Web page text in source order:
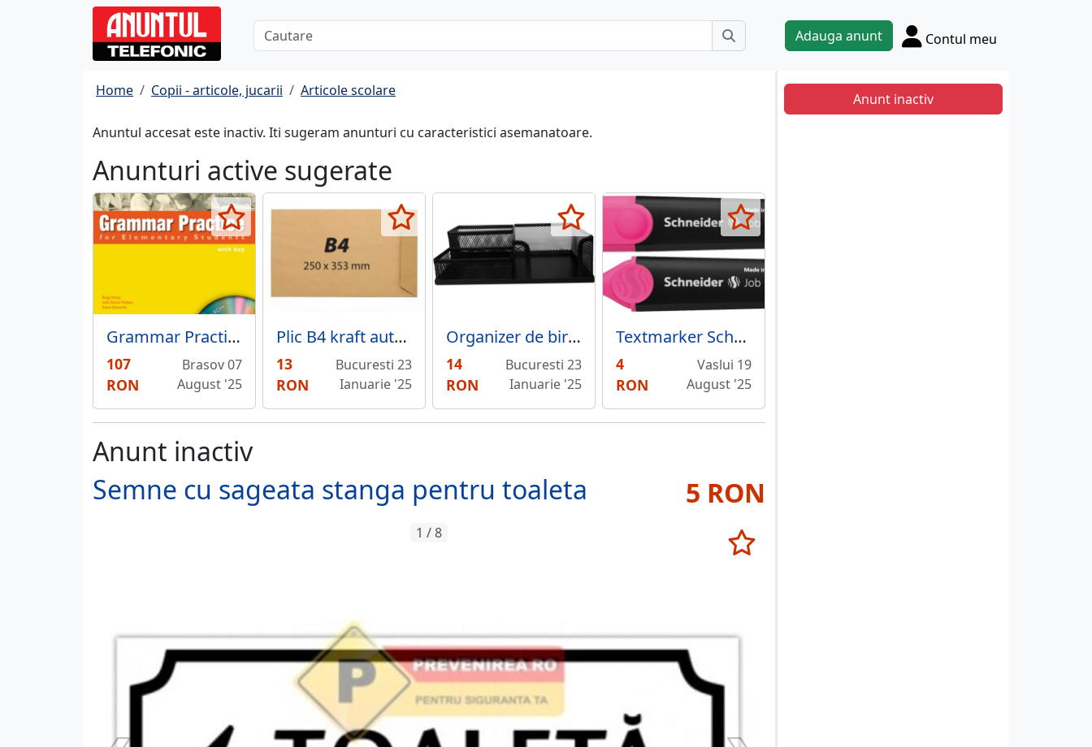
Adauga anunt Contul meu
Home Copii - articole, jucarii Articole scolare
Anuntul accesat este inactiv. Iti sugeram anunturi cu caracteristici asemanatoare.
Anunturi active sugerate
Grammar Practice for Elementary Student Book with Key Pack
107
RON
Brasov 07
August '25
Plic B4 kraft autoadeziv, 250 x 353 mm, 110 g/mp,
13
RON
Bucuresti 23
Ianuarie '25
Organizer de birou metalic Mesh, 3 compartimente
14
RON
Bucuresti 23
Ianuarie '25
Textmarker Schneider Job, varf tesit 1+5mm - roz
4
RON
Vaslui 19
August '25
Anunt inactiv
Semne cu sageata stanga pentru toaleta
5 RON
1 / 8
Anunt inactiv